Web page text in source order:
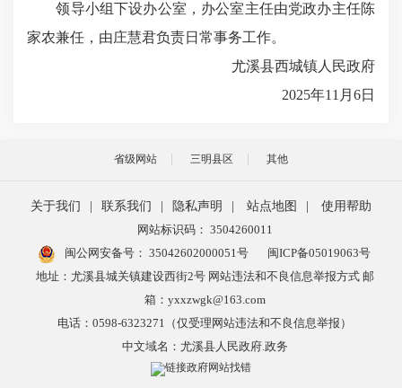
领导小组下设办公室，办公室主任由党政办主任陈
家农兼任，由庄慧君负责日常事务工作。
尤溪县西城镇人民政府
2025年1 1 月 6日
省级网站 三明县区 其他
关于我们 联系我们 隐私声明 站点地图
使用帮助
网站标识码： 3504260011
闽公网安备号： 35042602000051号
闽ICP备05019063号
地址：尤溪县城关镇建设西街2号 网站违法和不良信息举报方式 邮
箱：yxxzwgk@163.com
电话：0598-6323271（仅受理网站违法和不良信息举报）
中文域名：尤溪县人民政府.政务